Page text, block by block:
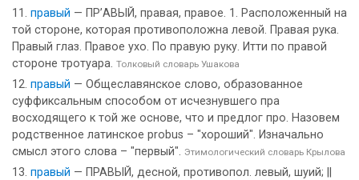
правый — ПР’АВЫЙ, правая, правое. 1. Расположенный на
той стороне, которая противоположна левой. Правая рука.
Правый глаз. Правое ухо. По правую руку. Итти по правой
стороне тротуара. Толковый словарь Ушакова
правый — Общеславянское слово, образованное
суффиксальным способом от исчезнувшего пра
восходящего к той же основе, что и предлог про. Назовем
родственное латинское probus – "хороший". Изначально
смысл этого слова – "первый". Этимологический словарь Крылова
правый — ПРАВЫЙ, десной, противопол. левый, шуий; ||